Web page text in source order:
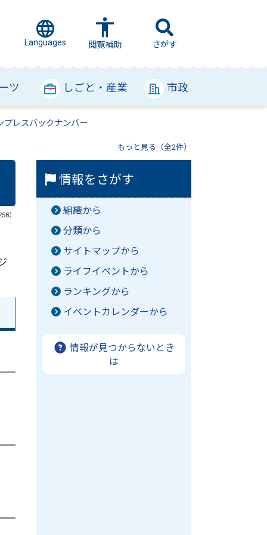
Languages 閲覧補助 さがす
ツ しごと・産業 市政
プレスバックナンバー
もっと見る（全2件）
）
情報をさがす
組織から
分類から
サイトマップから
ライフイベントから
ランキングから
イベントカレンダーから
情報が見つからないとき
は